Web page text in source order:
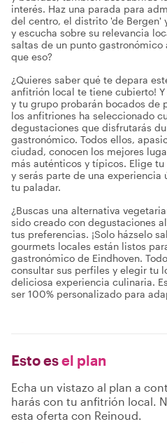
interés. Haz una parada para
del centro, el distrito 'de Bergen'
y escucha sobre su relevancia
saltas de un punto
que eso?
¿Quieres saber qué te depara
anfitrión local te tiene cubierto!
y tu grupo probarán bocados de
los anfitriones ha seleccionado
degustaciones que disfrutarás
gastronómico. Todos ellos,
ciudad, conocen los mejores
más auténticos y típicos. Elige
y serás parte de una experiencia
tu paladar.
¿Buscas una alternativa
sido creado con degustaciones
tus preferencias. ¡Solo házselo
gourmets locales están listos
gastronómico de Eindhoven.
consultar sus perfiles y elegir tu
deliciosa experiencia culinaria.
ser 100% personalizado para
Esto esel plan
Echa un vistazo al plan a
harás con tu anfitrión local.
esta oferta con Reinoud.